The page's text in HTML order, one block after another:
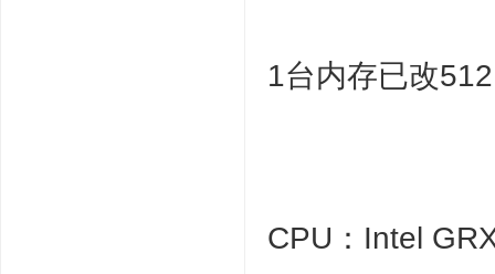
1台内存已改
CPU：Intel